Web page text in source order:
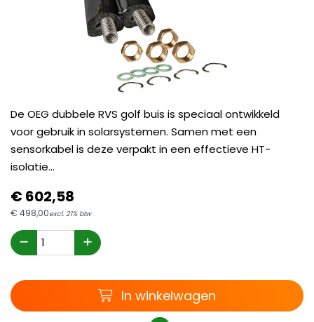
De OEG dubbele RVS golf buis is speciaal ontwikkeld
voor gebruik in solarsystemen. Samen met een
sensorkabel is deze verpakt in een effectieve HT-
isolatie...
€602,58
€ 498,00excl. 21% btw
Winkelwagen
In winkelwagen